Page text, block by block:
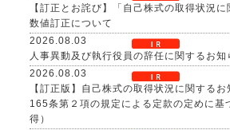
【訂正とお詫び】「自己株式の取得状況
数値訂正について
2026.08.03
人事異動及び執行役員の辞任に関するお知
2026.08.03
【訂正版】自己株式の取得状況に関する
165条第２項の規定による定款の定めに基
得）